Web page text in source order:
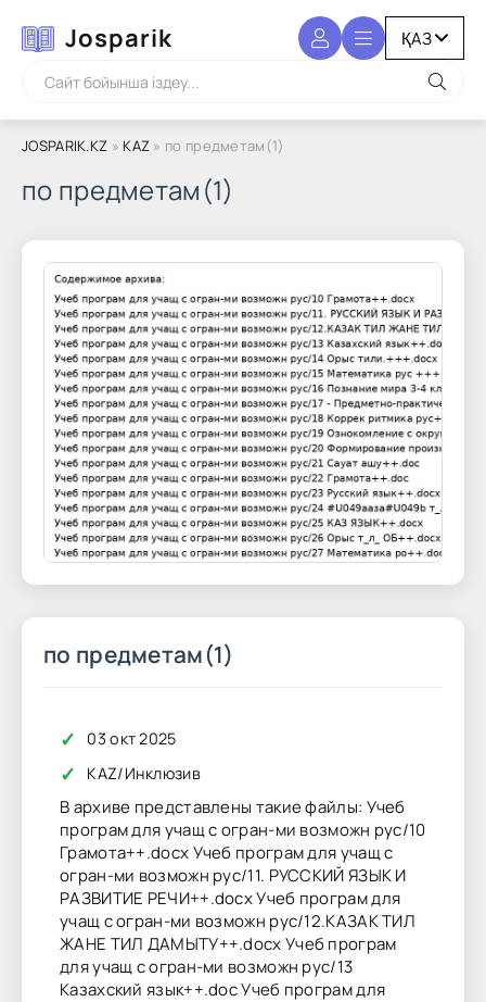
Josparik
JOSPARIK.KZ » KAZ » по предметам(1)
по предметам(1)
по предметам(1)
✓ 03 окт 2025
✓ KAZ/Инклюзив
В архиве представлены такие файлы: Учеб
програм для учащ с огран-ми возможн рус/10
Грамота++.docx Учеб програм для учащ с
огран-ми возможн рус/11. РУССКИЙ ЯЗЫК И
РАЗВИТИЕ РЕЧИ++.docx Учеб програм для
учащ с огран-ми возможн рус/12.КАЗАК ТИЛ
ЖАНЕ ТИЛ ДАМЫТУ++.docx Учеб програм
для учащ с огран-ми возможн рус/13
Казахский язык++.doc Учеб програм для